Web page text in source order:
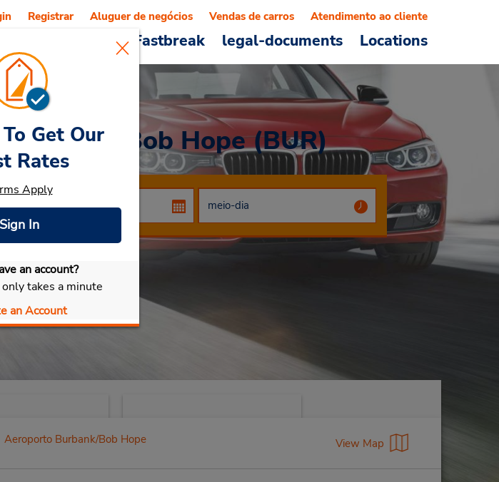
e serviços Fastbreak legal-documents Locations
Registrar Aluguer de negócios Vendas de carros Atendimento ao cliente
Bob Hope (BUR)
meu carro
Get Our
Rates
Apply
Sign In
an account?
takes a minute
an Account
Aeroporto Burbank/Bob Hope View Map